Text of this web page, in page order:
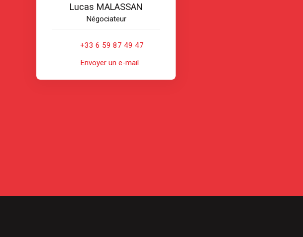
Lucas MALASSAN
Négociateur
+33 6 59 87 49 47
Envoyer un e-mail